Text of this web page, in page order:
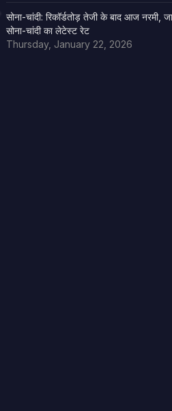
सोना-चांदी: रिकॉर्डतोड़ तेजी के बाद आज नरमी,
सोना-चांदी का लेटेस्ट रेट
Thursday, January 22, 2026